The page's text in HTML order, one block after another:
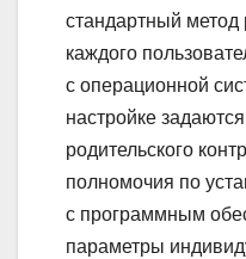
стандартный метод
каждого
с операционной
настройке
родительского
полномочия по
с программным
параметры